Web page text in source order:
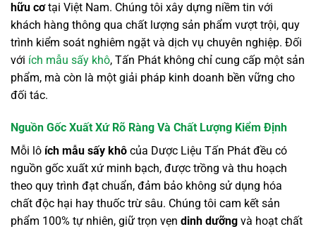
hữu cơtại Việt Nam. Chúng tôi xây dựng niềm tin với
khách hàng thông qua chất lượng sản phẩm vượt trội, quy
trình kiểm soát nghiêm ngặt và dịch vụ chuyên nghiệp. Đối
với ích mẫu sấy khô, Tấn Phát không chỉ cung cấp một sản
phẩm, mà còn là một giải pháp kinh doanh bền vững cho
đối tác.
Nguồn Gốc Xuất Xứ Rõ Ràng Và Chất Lượng Kiểm Định
Mỗi lô ích mẫu sấy khô của Dược Liệu Tấn Phát đều có
nguồn gốc xuất xứ minh bạch, được trồng và thu hoạch
theo quy trình đạt chuẩn, đảm bảo không sử dụng hóa
chất độc hại hay thuốc trừ sâu. Chúng tôi cam kết sản
phẩm 100% tự nhiên, giữ trọn vẹn dinh dưỡng và hoạt chất